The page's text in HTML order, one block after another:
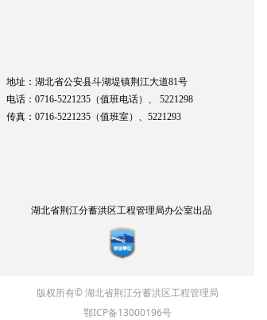
湖北省荆江分蓄洪区工程管理局办公室出品
地址：湖北省公安县斗湖堤镇荆江大道81号
电话：0716-5221235（值班电话）、
5221298
传真：0716-5221235（值班室）、 5221293
版权所有© 湖北省荆江分蓄洪区工程管理局
鄂ICP备13000196号